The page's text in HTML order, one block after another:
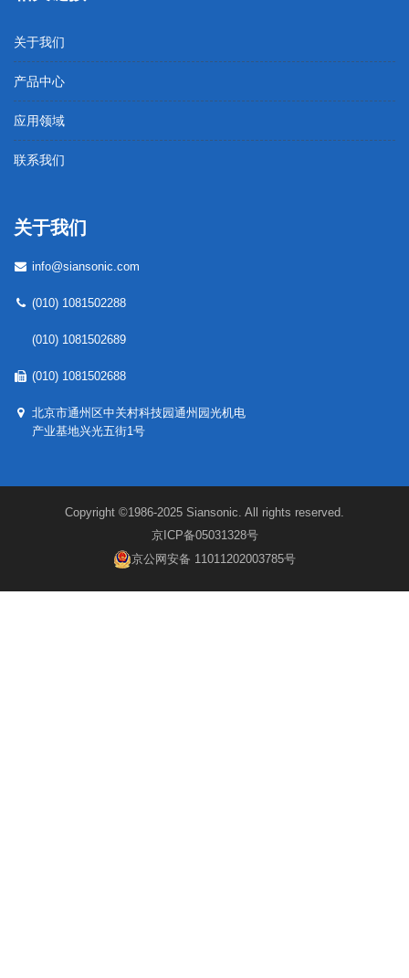
关于我们
产品中心
应用领域
联系我们
关于我们
info@siansonic.com
(010) 1081502288
(010) 1081502689
(010) 1081502688
北京市通州区中关村科技园通州园光机电
产业基地兴光五街1号
Copyright ©1986-2025 Siansonic. All rights reserved.
京ICP备05031328号
京公网安备 11011202003785号